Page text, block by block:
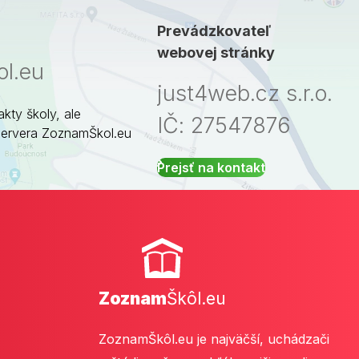
školy, ale
ZoznamŠkol.eu
Prevádzkovateľ
webovej stránky
just4web.cz s.r.o.
IČ: 27547876
Prejsť na kontakt
ZoznamŠkôl.eu
ZoznamŠkôl.eu je najväčší, uchádzači